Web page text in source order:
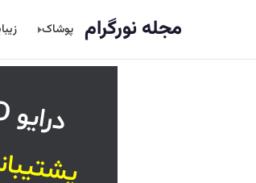
مجله نورگرام پوشاک